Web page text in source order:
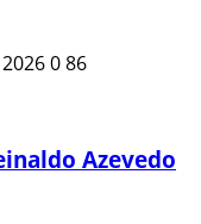
086
Azevedo